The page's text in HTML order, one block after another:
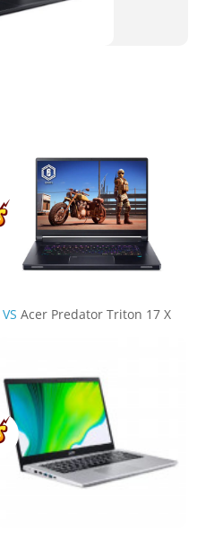
VS Acer Predator Triton 17 X